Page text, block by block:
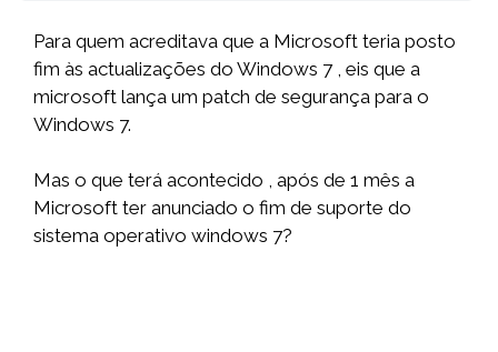
Para quem acreditava que a Microsoft teria posto
fim às actualizações do Windows 7 , eis que a
microsoft lança um patch de segurança para o
Windows 7.
Mas o que terá acontecido , após de 1 mês a
Microsoft ter anunciado o fim de suporte do
sistema operativo windows 7?